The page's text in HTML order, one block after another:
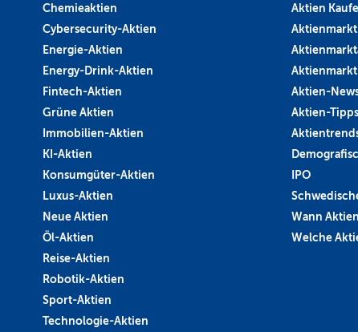
Chemieaktien
Cybersecurity-Aktien
Energie-Aktien
Energy-Drink-Aktien
Fintech-Aktien
Grüne Aktien
Immobilien-Aktien
KI-Aktien
Konsumgüter-Aktien
Luxus-Aktien
Neue Aktien
Öl-Aktien
Reise-Aktien
Robotik-Aktien
Sport-Aktien
Technologie-Aktien
Aktien
Aktienmarkt
Aktien-
Aktien-Tipps
IPO
Wann
Welche